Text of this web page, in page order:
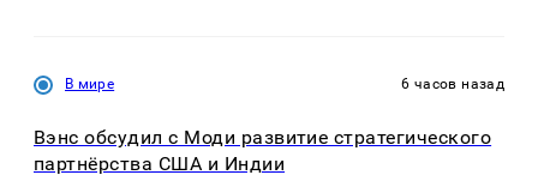
В мире 6 часов назад
Вэнс обсудил с Моди развитие стратегического
партнёрства США и Индии